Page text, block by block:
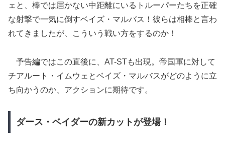
ェと、棒では届かない中距離にいるトルーパーたちを正確
な射撃で一気に倒すベイズ・マルバス！彼らは相棒と言わ
れてきましたが、こういう戦い方をするのか！
予告編ではこの直後に、AT-STも出現。帝国軍に対して
チアルート・イムウェとベイズ・マルバスがどのように立
ち向かうのか、アクションに期待です。
ダース・ベイダーの新カットが登場！